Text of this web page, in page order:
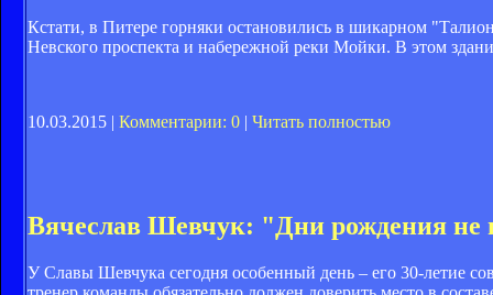
Кстати, в Питере горняки остановились в шикарном
Невского проспекта и набережной реки Мойки. В этом
10.03.2015 | Комментарии: 0 | Читать полностью
Вячеслав Шевчук: "Дни рождения не
У Славы Шевчука сегодня особенный день – его 30-летие